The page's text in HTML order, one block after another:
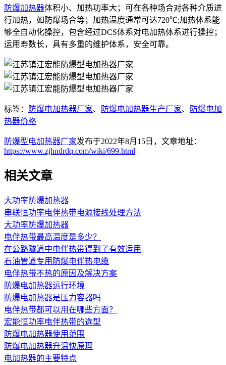
防爆加热器体积小、加热功率大；可在各种场合对各种介质进
行加热，如防爆场合等；加热温度通常可达720℃;加热体系能
够全自动化操控，包含经过DCS体系对电加热体系进行操控；
运用寿数长，具有多重的维护体系，安全可靠。
标签： 防爆电加热器厂家、 防爆电加热器生产厂家、
防爆电加
热器价格
防爆型电加热器厂家发布于2022年8月15日，文章地址：
https://www.zjhndrdq.com/wiki/699.html
相关文章
大功率防爆加热器
串联恒功率电伴热带电源接线处理方法
大功率防爆加热器
电伴热带最高温度是多少？
在公路隧道中电伴热带得到了有效运用
石油管道专用防爆电伴热电缆
电伴热带不热的原因及解决方案
防爆电加热器运行环境
防爆电加热器是压力容器吗
电伴热带都可以用在哪些方面？
宏能恒功率电伴热带的选型
防爆电加热器使用范围
防爆电加热器升温快原理
电加热器的主要特点